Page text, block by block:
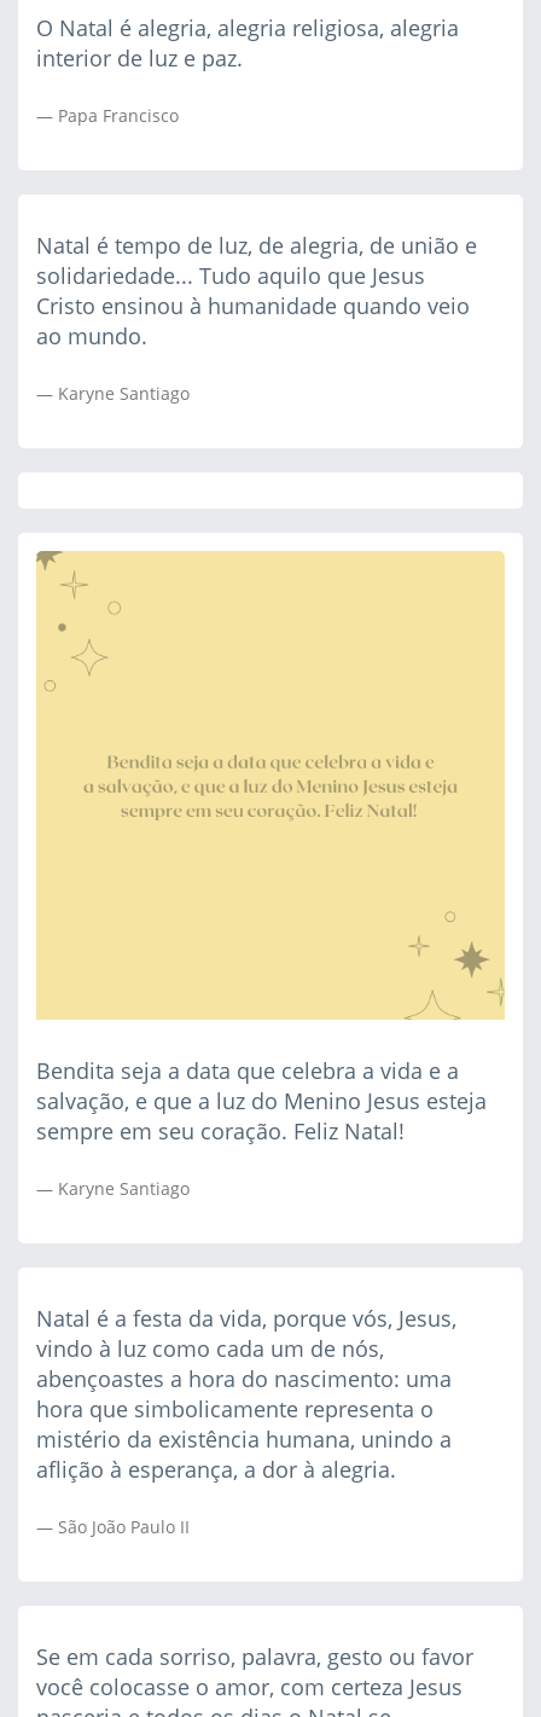
O Natal é alegria, alegria religiosa, alegria
interior de luz e paz.
Papa Francisco
Natal é tempo de luz, de alegria, de união e
solidariedade... Tudo aquilo que Jesus
Cristo ensinou à humanidade quando veio
ao mundo.
Karyne Santiago
Bendita seja a data que celebra a vida e a
salvação, e que a luz do Menino Jesus esteja
sempre em seu coração. Feliz Natal!
Karyne Santiago
Natal é a festa da vida, porque vós, Jesus,
vindo à luz como cada um de nós,
abençoastes a hora do nascimento: uma
hora que simbolicamente representa o
mistério da existência humana, unindo a
aflição à esperança, a dor à alegria.
São João Paulo II
Se em cada sorriso, palavra, gesto ou favor
você colocasse o amor, com certeza Jesus